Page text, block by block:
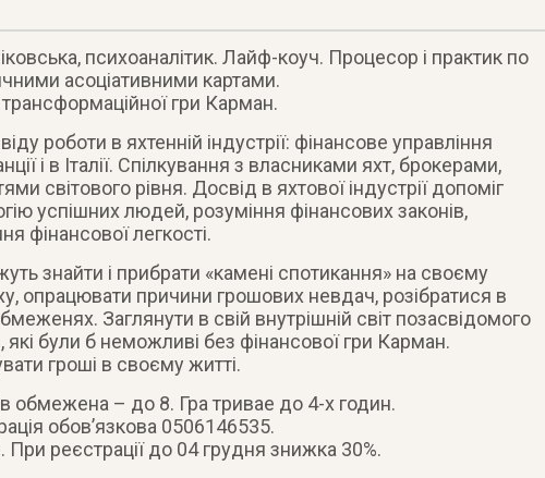
психоаналітик. Лайф-коуч. Процесор і практик по
асоціативними картами.
трансформаційної гри Карман.
роботи в яхтенній індустрії: фінансове управління
і в Італії. Спілкування з власниками яхт, брокерами,
світового рівня. Досвід в яхтової індустрії допоміг
успішних людей, розуміння фінансових законів,
фінансової легкості.
знайти і прибрати «камені спотикання» на своєму
опрацювати причини грошових невдач, розібратися в
Заглянути в свій внутрішній світ позасвідомого
які були б неможливі без фінансової гри Карман.
гроші в своєму житті.
обмежена – до 8. Гра тривае до 4-х годин.
обов’язкова 0506146535.
При реєстрації до 04 грудня знижка 30%.